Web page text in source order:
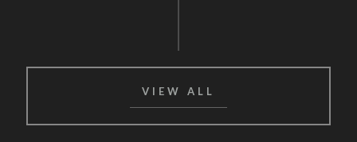
VIEW ALL